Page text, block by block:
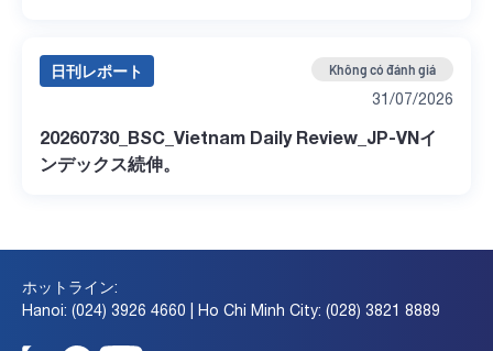
日刊レポート Không có đánh giá
31/07/2026
20260730_BSC_Vietnam Daily Review_JP-VNイ
ンデックス続伸。
ホットライン:
Hanoi: (024) 3926 4660 | Ho Chi Minh City: (028) 3821 8889